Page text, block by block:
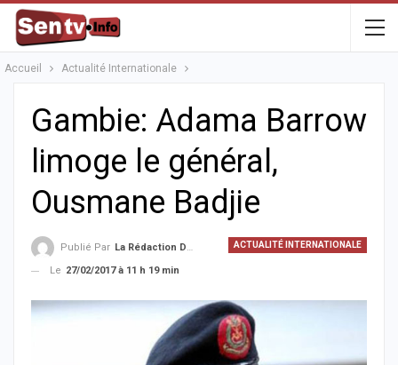
Accueil Actualité Internationale
Gambie: Adama Barrow
limoge le général,
Ousmane Badjie
ACTUALITÉ INTERNATIONALE
Publié Par La Rédaction De La SenTV.info
Le 27/02/2017 à 11 h 19 min